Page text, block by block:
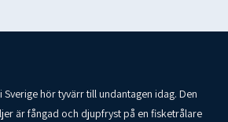
hör tyvärr till undantagen idag. Den
är fångad och djupfryst på en fisketrålare